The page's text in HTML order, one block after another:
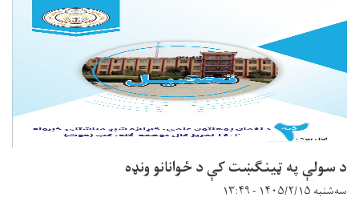
د سولې په ټينګښت کې د ځوانانو ونډه
سه‌شنبه ۱۴۰۵/۲/۱۵ - ۱۳:۴۹